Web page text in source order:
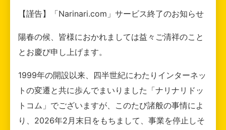
【謹告】「Narinari.com」サービス終了のお知らせ
陽春の候、皆様におかれましては益々ご清祥のこと
とお慶び申し上げます。
1999年の開設以来、四半世紀にわたりインターネッ
トの変遷と共に歩んでまいりました「ナリナリドッ
トコム」でございますが、このたび諸般の事情によ
り、2026年2月末日をもちまして、事業を停止しそ